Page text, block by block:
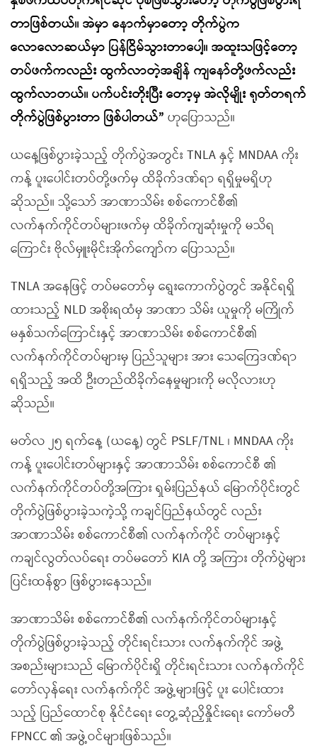
တာဖြစ်တယ်။ အဲမှာ နောက်မှာတော့ တိုက်ပွဲက
လောလောဆယ်မှာ ပြန်ငြိမ်သွားတာပေါ့။ အထူးသဖြင့်တော့
တပ်ဖက်ကလည်း ထွက်လာတဲ့အချိန် ကျနော်တို့ဖက်လည်း
ထွက်လာတယ်။ ပက်ပင်းတိုးပြီး တော့မှ အဲလိုမျိုး ရုတ်တရက်
တိုက်ပွဲဖြစ်ပွားတာ ဖြစ်ပါတယ်” ဟုပြောသည်။
ယနေ့ဖြစ်ပွားခဲ့သည့် တိုက်ပွဲအတွင်း TNLA နှင့် MNDAA ကိုး
ကန့် ပူးပေါင်းတပ်တို့ဖက်မှ ထိခိုက်ဒဏ်ရာ ရရှိမှုမရှိဟု
ဆိုသည်။ သို့သော် အာဏာသိမ်း စစ်ကောင်စီ၏
လက်နက်ကိုင်တပ်များဖက်မှ ထိခိုက်ကျဆုံးမှုကို မသိရ
ကြောင်း ဗိုလ်မှူးမိုင်းအိုက်ကျော်က ပြောသည်။
TNLA အနေဖြင့် တပ်မတော်မှ ရွေးကောက်ပွဲတွင် အနိုင်ရရှိ
ထားသည့် NLD အစိုးရထံမှ အာဏာ သိမ်း ယူမှုကို မကြိုက်
မနှစ်သက်ကြောင်းနှင့် အာဏာသိမ်း စစ်ကောင်စီ၏
လက်နက်ကိုင်တပ်များမှ ပြည်သူများ အား သေကြေဒဏ်ရာ
ရရှိသည့် အထိ ဦးတည်ထိခိုက်နေမှုများကို မလိုလားဟု
ဆိုသည်။
မတ်လ ၂၅ ရက်နေ့ (ယနေ့) တွင် PSLF/TNL ၊ MNDAA ကိုး
ကန့် ပူးပေါင်းတပ်များနှင့် အာဏာသိမ်း စစ်ကောင်စီ ၏
လက်နက်ကိုင်တပ်တို့အကြား ရှမ်းပြည်နယ် မြောက်ပိုင်းတွင်
တိုက်ပွဲဖြစ်ပွားခဲ့သကဲ့သို့ ကချင်ပြည်နယ်တွင် လည်း
အာဏာသိမ်း စစ်ကောင်စီ၏ လက်နက်ကိုင် တပ်များနှင့်
ကချင်လွတ်လပ်ရေး တပ်မတော် KIA တို့ အကြား တိုက်ပွဲများ
ပြင်းထန်စွာ ဖြစ်ပွားနေသည်။
အာဏာသိမ်း စစ်ကောင်စီ၏ လက်နက်ကိုင်တပ်များနှင့်
တိုက်ပွဲဖြစ်ပွားခဲ့သည့် တိုင်းရင်းသား လက်နက်ကိုင် အဖွဲ့
အစည်းများသည် မြောက်ပိုင်းရှိ တိုင်းရင်းသား လက်နက်ကိုင်
တော်လှန်ရေး လက်နက်ကိုင် အဖွဲ့များဖြင့် ပူး ပေါင်းထား
သည့် ပြည်ထောင်စု နိုင်ငံရေး တွေ့ဆုံညှိနှိုင်းရေး ကော်မတီ
FPNCC ၏ အဖွဲ့ဝင်များဖြစ်သည်။